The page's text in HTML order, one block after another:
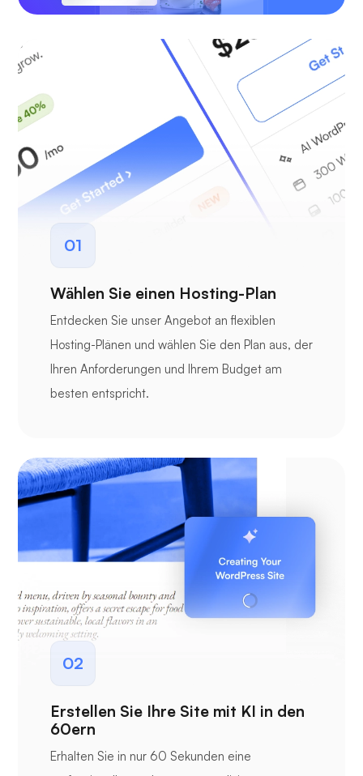
01
Wählen Sie einen Hosting-Plan
Entdecken Sie unser Angebot an flexiblen
Hosting-Plänen und wählen Sie den Plan aus, der
Ihren Anforderungen und Ihrem Budget am
besten entspricht.
02
Erstellen Sie Ihre Site mit KI in den
60ern
Erhalten Sie in nur 60 Sekunden eine